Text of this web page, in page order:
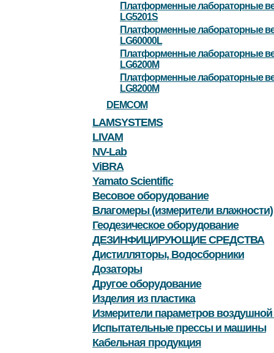
Платформенные лабораторные
LG5201S
Платформенные лабораторные
LG60000L
Платформенные лабораторные
LG6200M
Платформенные лабораторные
LG8200M
DEMCOM
LAMSYSTEMS
LIVAM
NV-Lab
ViBRA
Yamato Scientific
Весовое оборудование
Влагомеры (измерители влажности)
Геодезическое оборудование
ДЕЗИНФИЦИРУЮЩИЕ СРЕДСТВА
Дистилляторы, Водосборники
Дозаторы
Другое оборудование
Изделия из пластика
Измерители параметров
Испытательные прессы и машины
Кабельная продукция